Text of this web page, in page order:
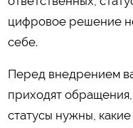
цифровое решение
себе.
Перед внедрением
приходят обращения,
статусы нужны,